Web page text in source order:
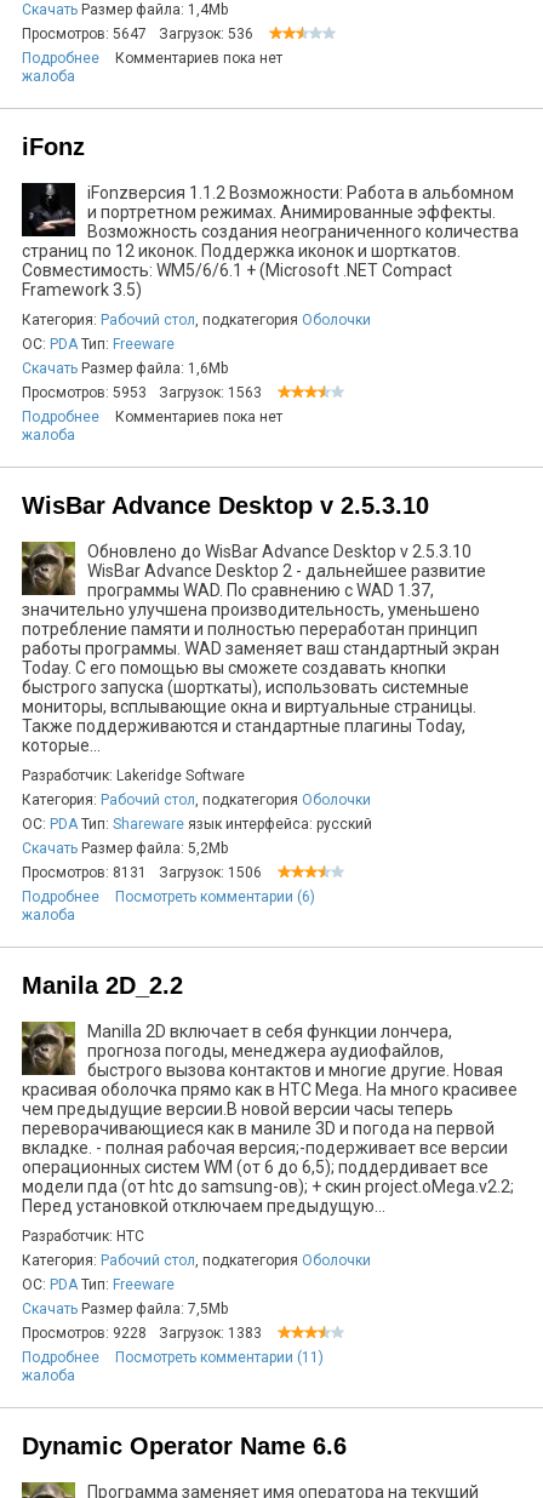
Скачать Размер файла: 1,4Mb
Просмотров: 5647
Загрузок: 536
Подробнее
Комментариев пока нет
жалоба
iFonz
iFonzверсия 1.1.2 Возможности: Работа в альбомном
и портретном режимах. Анимированные эффекты.
Возможность создания неограниченного количества
страниц по 12 иконок. Поддержка иконок и шорткатов.
Совместимость: WM5/6/6.1 + (Microsoft .NET Compact
Framework 3.5)
Категория: Рабочий стол, подкатегория Оболочки
ОС: PDAТип: Freeware
Скачать Размер файла: 1,6Mb
Просмотров: 5953
Загрузок: 1563
Подробнее
Комментариев пока нет
жалоба
WisBar Advance Desktop v 2.5.3.10
Обновлено до WisBar Advance Desktop v 2.5.3.10
WisBar Advance Desktop 2 - дальнейшее развитие
программы WAD. По сравнению с WAD 1.37,
значительно улучшена производительность, уменьшено
потребление памяти и полностью переработан принцип
работы программы. WAD заменяет ваш стандартный экран
Today. С его помощью вы сможете создавать кнопки
быстрого запуска (шорткаты), использовать системные
мониторы, всплывающие окна и виртуальные страницы.
Также поддерживаются и стандартные плагины Today,
которые...
Разработчик: Lakeridge Software
Категория: Рабочий стол, подкатегория Оболочки
ОС: PDAТип: Shareware язык интерфейса: русский
Скачать Размер файла: 5,2Mb
Просмотров: 8131
Загрузок: 1506
Подробнее
Посмотреть комментарии (6)
жалоба
Manila 2D_2.2
Manilla 2D включает в себя функции лончера,
прогноза погоды, менеджера аудиофайлов,
быстрого вызова контактов и многие другие. Новая
красивая оболочка прямо как в HTC Mega. На много красивее
чем предыдущие версии.В новой версии часы теперь
переворачивающиеся как в маниле 3D и погода на первой
вкладке. - полная рабочая версия;-подерживает все версии
операционных систем WM (от 6 до 6,5); поддердивает все
модели пда (от htc до samsung-ов); + скин project.oMega.v2.2;
Перед установкой отключаем предыдущую...
Разработчик: HTC
Категория: Рабочий стол, подкатегория Оболочки
ОС: PDAТип: Freeware
Скачать Размер файла: 7,5Mb
Просмотров: 9228
Загрузок: 1383
Подробнее
Посмотреть комментарии (11)
жалоба
Dynamic Operator Name 6.6
Программа заменяет имя оператора на текущий